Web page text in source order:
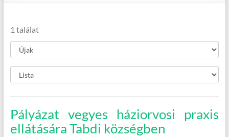
1 találat
Pályázat vegyes háziorvosi praxis
ellátására Tabdi községben